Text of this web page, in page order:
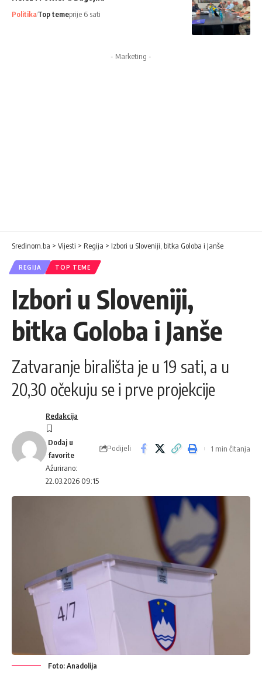
PolitikaTop temeprije 6 sati
- Marketing -
Sredinom.ba > Vijesti > Regija > Izbori u Sloveniji, bitka Goloba i Janše
REGIJA TOP TEME
Izbori u Sloveniji,
bitka Goloba i Janše
Zatvaranje birališta je u 19 sati, a u
20,30 očekuju se i prve projekcije
Ažurirano:
22.03.2026 09:15
Redakcija
Podijeli 1 min čitanja
Foto: Anadolija